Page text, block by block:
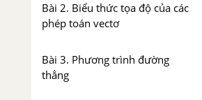
Bài 2. Biểu thức tọa độ của các
phép toán vectơ
Bài 3. Phương trình đường
thẳng